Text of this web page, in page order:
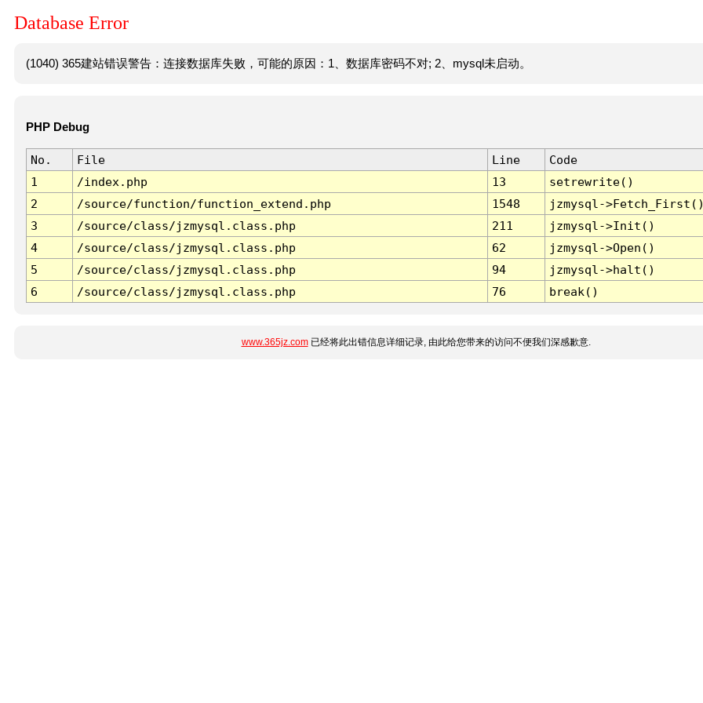
Database Error
(1040) 365建站错误警告：连接数据库失败，可能的原因：1、数据库密码不对; 2、mysql未启动。
PHP Debug
No. File Line
Code
1
/index.php 13
setrewrite()
2
/source/function/function_extend.php 1548
jzmysql-
3
/source/class/jzmysql.class.php 211
jzmysql->Init()
4
/source/class/jzmysql.class.php 62
jzmysql->Open()
5
/source/class/jzmysql.class.php 94
jzmysql->halt()
6
/source/class/jzmysql.class.php 76 break()
www.365jz.com已经将此出错信息详细记录, 由此给您带来的访问不便我们深感歉意.